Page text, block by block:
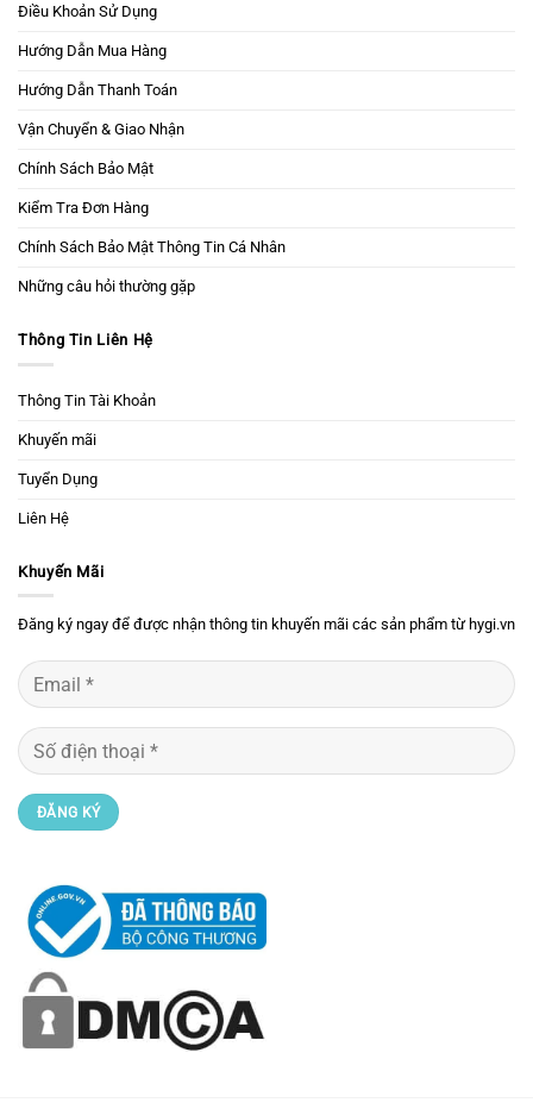
Điều Khoản Sử Dụng
Hướng Dẫn Mua Hàng
Hướng Dẫn Thanh Toán
Vận Chuyển & Giao Nhận
Chính Sách Bảo Mật
Kiểm Tra Đơn Hàng
Chính Sách Bảo Mật Thông Tin Cá Nhân
Những câu hỏi thường gặp
Thông Tin Liên Hệ
Thông Tin Tài Khoản
Khuyến mãi
Tuyển Dụng
Liên Hệ
Khuyến Mãi
Đăng ký ngay để được nhận thông tin khuyến mãi các sản phẩm từ hygi.vn